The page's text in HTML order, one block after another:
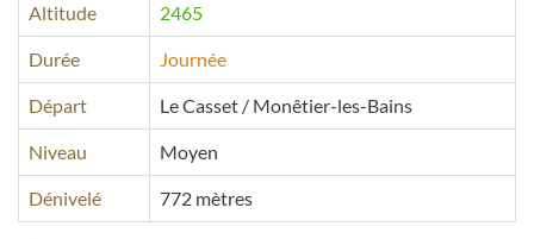
Altitude 2465
Durée Journée
Départ Le Casset / Monêtier-les-Bains
Niveau Moyen
Dénivelé 772 mètres